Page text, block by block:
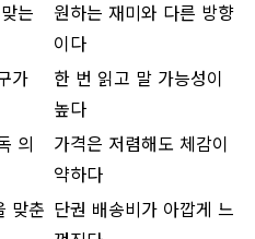
는
원하는 재미와 다른 방향
이다
가
한 번 읽고 말 가능성이
높다
의
가격은 저렴해도 체감이
약하다
맞춘 단권 배송비가 아깝게 느